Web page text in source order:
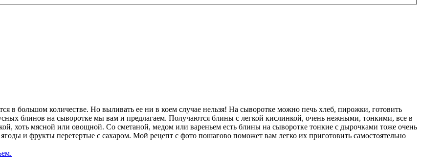
в большом количестве. Но выливать ее ни в коем случае нельзя! На сыворотке можно печь хлеб, пирожки, готовить
блинов на сыворотке мы вам и предлагаем. Получаются блины с легкой кислинкой, очень нежными, тонкими, все в
хоть мясной или овощной. Со сметаной, медом или вареньем есть блины на сыворотке тонкие с дырочками тоже очень
и фрукты перетертые с сахаром. Мой рецепт с фото пошагово поможет вам легко их приготовить самостоятельно